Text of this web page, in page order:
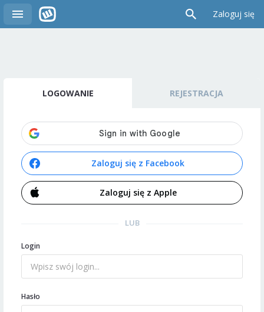
Zaloguj się
LOGOWANIE REJESTRACJA
Zaloguj się z Facebook
Zaloguj się z Apple
LUB
Login
Hasło